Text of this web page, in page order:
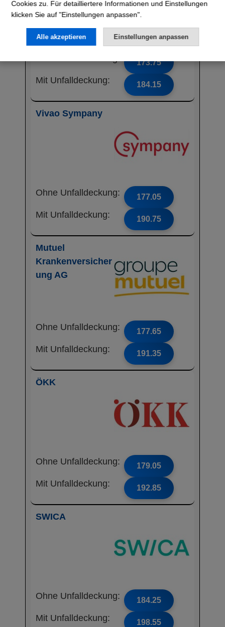
173.75
Mit Unfalldeckung: 184.15
Vivao Sympany
Ohne Unfalldeckung: 177.05
Mit Unfalldeckung: 190.75
Mutuel
Krankenversicher
ung AG
Ohne Unfalldeckung: 177.65
Mit Unfalldeckung: 191.35
ÖKK
Ohne Unfalldeckung: 179.05
Mit Unfalldeckung: 192.85
SWICA
Ohne Unfalldeckung: 184.25
Mit Unfalldeckung: 198.55
Cookies zu. Für detailliertere Informationen und Einstellungen
klicken Sie auf "Einstellungen anpassen".
Alle akzeptieren Einstellungen anpassen